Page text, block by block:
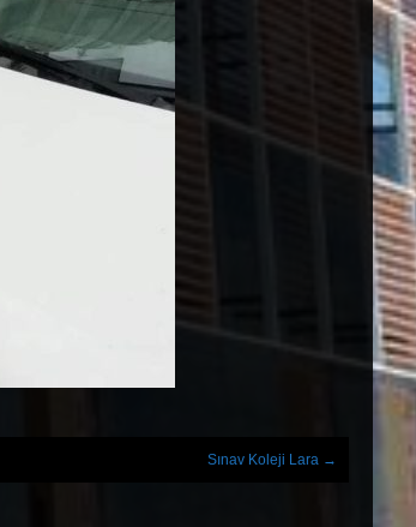
Sınav Koleji Lara →